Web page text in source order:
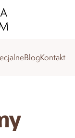
BlogKontakt